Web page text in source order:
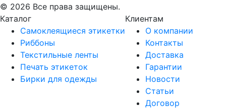
© 2026 Все права защищены.
Каталог
Самоклеящиеся этикетки
Риббоны
Текстильные ленты
Печать этикеток
Бирки для одежды
Клиентам
О компании
Контакты
Доставка
Гарантии
Новости
Статьи
Договор